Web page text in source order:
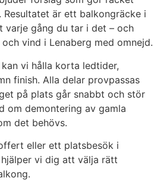
är ett balkongräcke i
varje gång du tar i det – och
vind i Lenaberg med omnejd.
vi hålla korta ledtider,
finish. Alla delar provpassas
på plats går snabbt och stör
om demontering av gamla
det behövs.
eller ett platsbesök i
vi dig att välja rätt